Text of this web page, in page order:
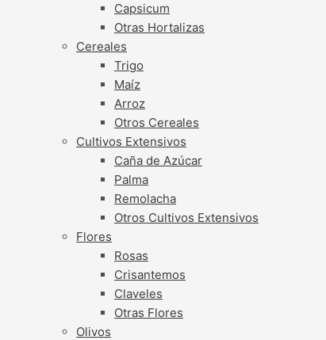
Capsicum
Otras Hortalizas
Cereales
Trigo
Maíz
Arroz
Otros Cereales
Cultivos Extensivos
Caña de Azúcar
Palma
Remolacha
Otros Cultivos Extensivos
Flores
Rosas
Crisantemos
Claveles
Otras Flores
Olivos